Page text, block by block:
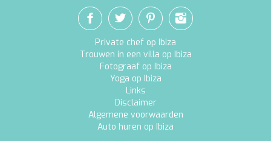
Private chef op Ibiza
Trouwen in een villa op Ibiza
Fotograaf op Ibiza
Yoga op Ibiza
Links
Disclaimer
Algemene voorwaarden
Auto huren op Ibiza